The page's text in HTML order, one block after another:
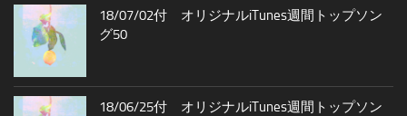
18/07/02付 オリジナルiTunes週間トップソン
グ50
18/06/25付 オリジナルiTunes週間トップソン